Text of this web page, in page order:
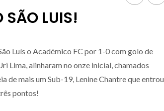
LUIS!
Luís o Académico FC por 1-0 com golo de
Lima, alinharam no onze inicial, chamados
de mais um Sub-19, Lenine Chantre que entrou
pontos!